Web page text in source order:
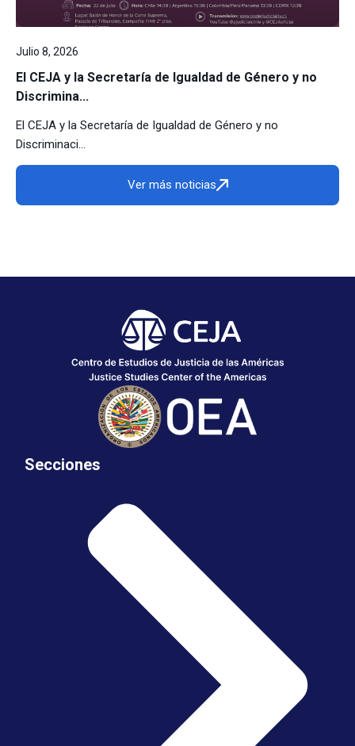
El CEJA y la Secretaría de Igualdad de Género y no
Discrimina...
El CEJA y la Secretaría de Igualdad de Género y no
Discriminaci...
Julio 8, 2026
Ver más noticias
Secciones